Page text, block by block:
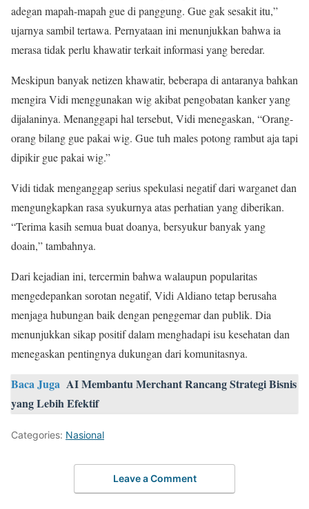
adegan mapah-mapah gue di panggung. Gue gak sesakit itu,”
ujarnya sambil tertawa. Pernyataan ini menunjukkan bahwa ia
merasa tidak perlu khawatir terkait informasi yang beredar.
Meskipun banyak netizen khawatir, beberapa di antaranya bahkan
mengira Vidi menggunakan wig akibat pengobatan kanker yang
dijalaninya. Menanggapi hal tersebut, Vidi menegaskan, “Orang-
orang bilang gue pakai wig. Gue tuh males potong rambut aja tapi
dipikir gue pakai wig.”
Vidi tidak menganggap serius spekulasi negatif dari warganet dan
mengungkapkan rasa syukurnya atas perhatian yang diberikan.
“Terima kasih semua buat doanya, bersyukur banyak yang
doain,” tambahnya.
Dari kejadian ini, tercermin bahwa walaupun popularitas
mengedepankan sorotan negatif, Vidi Aldiano tetap berusaha
menjaga hubungan baik dengan penggemar dan publik. Dia
menunjukkan sikap positif dalam menghadapi isu kesehatan dan
menegaskan pentingnya dukungan dari komunitasnya.
Baca Juga AI Membantu Merchant Rancang Strategi Bisnis
yang Lebih Efektif
Categories: Nasional
Leave a Comment